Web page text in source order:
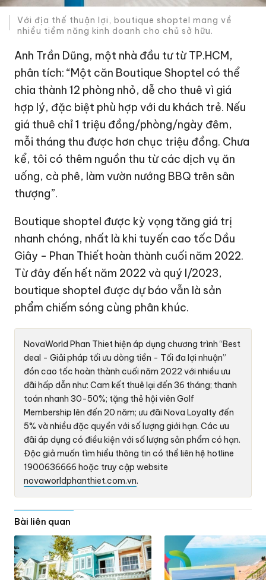
Với địa thế thuận lợi, boutique shoptel mang về
nhiều tiềm năng kinh doanh cho chủ sở hữu.
Anh Trần Dũng, một nhà đầu tư từ TP.HCM,
phân tích: “Một căn Boutique Shoptel có thể
chia thành 12 phòng nhỏ, dễ cho thuê vì giá
hợp lý, đặc biệt phù hợp với du khách trẻ. Nếu
giá thuê chỉ 1 triệu đồng/phòng/ngày đêm,
mỗi tháng thu được hơn chục triệu đồng. Chưa
kể, tôi có thêm nguồn thu từ các dịch vụ ăn
uống, cà phê, làm vườn nướng BBQ trên sân
thượng”.
Boutique shoptel được kỳ vọng tăng giá trị
nhanh chóng, nhất là khi tuyến cao tốc Dầu
Giây - Phan Thiết hoàn thành cuối năm 2022.
Từ đây đến hết năm 2022 và quý I/2023,
boutique shoptel được dự báo vẫn là sản
phẩm chiếm sóng cùng phân khúc.
NovaWorld Phan Thiet hiện áp dụng chương trình “Best
deal - Giải pháp tối ưu dòng tiền - Tối đa lợi nhuận”
đón cao tốc hoàn thành cuối năm 2022 với nhiều ưu
đãi hấp dẫn như: Cam kết thuê lại đến 36 tháng; thanh
toán nhanh 30-50%; tặng thẻ hội viên Golf
Membership lên đến 20 năm; ưu đãi Nova Loyalty đến
5% và nhiều đặc quyền với số lượng giới hạn. Các ưu
đãi áp dụng có điều kiện với số lượng sản phẩm có hạn.
Độc giả muốn tìm hiểu thông tin có thể liên hệ hotline
1900636666 hoặc truy cập website
novaworldphanthiet.com.vn.
Bài liên quan